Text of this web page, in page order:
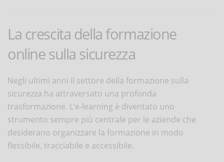
La crescita della formazione
online sulla sicurezza
Negli ultimi anni il settore della formazione sulla
sicurezza ha attraversato una profonda
trasformazione. L’e-learning è diventato uno
strumento sempre più centrale per le aziende che
desiderano organizzare la formazione in modo
flessibile, tracciabile e accessibile.